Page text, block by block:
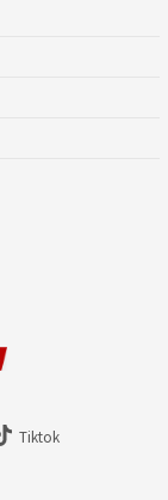
Tiktok